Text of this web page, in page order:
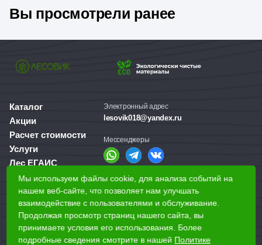
Вы просмотрели ранее
Каталог
Акции
Расчет стоимости
Услуги
Лес ЕГАИС
О компании
Доставка и оплата
Для бизнеса
Наши магазины
Электронный адрес
lesovik018@yandex.ru
Мессенджеры
Справочная служба
+7 (3412) 77-60-50
Мы используем файлы cookie, для анализа событий на
нашем веб-сайте, что позволяет нам улучшать
взаимодействие с пользователями и обслуживание.
Продолжая просмотр страниц нашего сайта, вы
принимаете условия его использования. Более
подробные сведения смотрите в нашей Политике